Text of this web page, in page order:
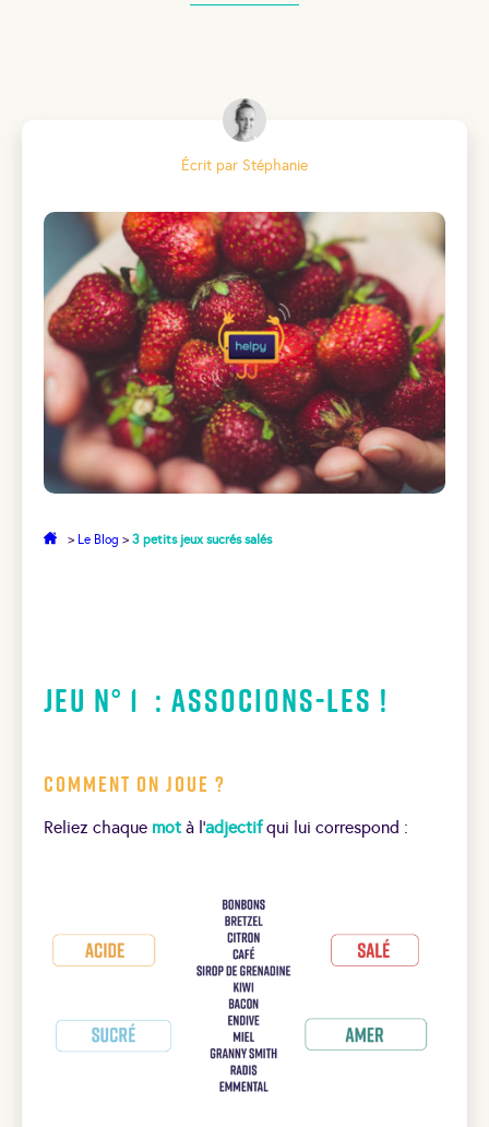
Écrit par Stéphanie
> Le Blog > 3 petits jeux sucrés salés
Jeu N° 1 : Associons-les !
Comment on joue ?
Reliez chaque motà l’adjectifqui lui correspond :